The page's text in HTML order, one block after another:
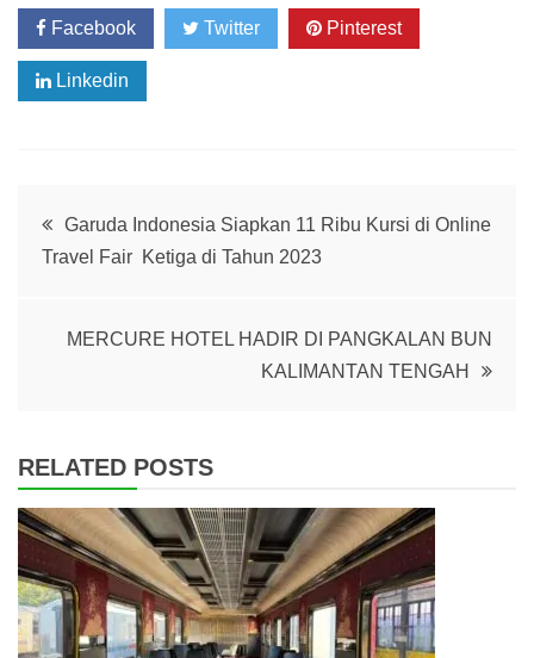
Facebook Twitter Pinterest
Linkedin
Post
navigation
Garuda Indonesia Siapkan 11 Ribu Kursi di Online
Travel Fair Ketiga di Tahun 2023
MERCURE HOTEL HADIR DI PANGKALAN BUN
KALIMANTAN TENGAH
RELATED POSTS